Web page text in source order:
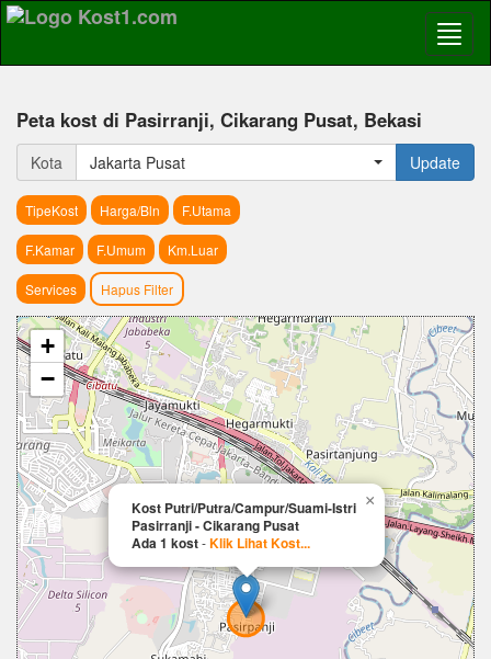
Peta kost di Pasirranji, Cikarang Pusat, Bekasi
Kota Jakarta Pusat Update
TipeKost Harga/Bln F.Utama
F.Kamar F.Umum Km.Luar
Services Hapus Filter
Kost Putri/Putra/Campur/Suami-Istri
Pasirranji - Cikarang Pusat
Ada 1 kost-Klik Lihat Kost...
×
+
−